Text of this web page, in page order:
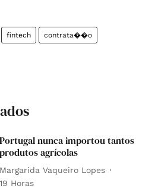
fintech contrata��o
Portugal nunca importou tantos
produtos agrícolas
Margarida Vaqueiro Lopes
19 Horas